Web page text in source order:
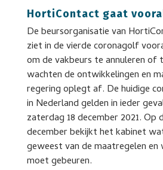
HortiContact gaat
De beursorganisatie van
ziet in de vierde coronagolf
om de vakbeurs te annuleren of
wachten de ontwikkelingen en
regering oplegt af. De huidige
in Nederland gelden in ieder
zaterdag 18 december 2021. Op
december bekijkt het kabinet
geweest van de maatregelen
moet gebeuren.